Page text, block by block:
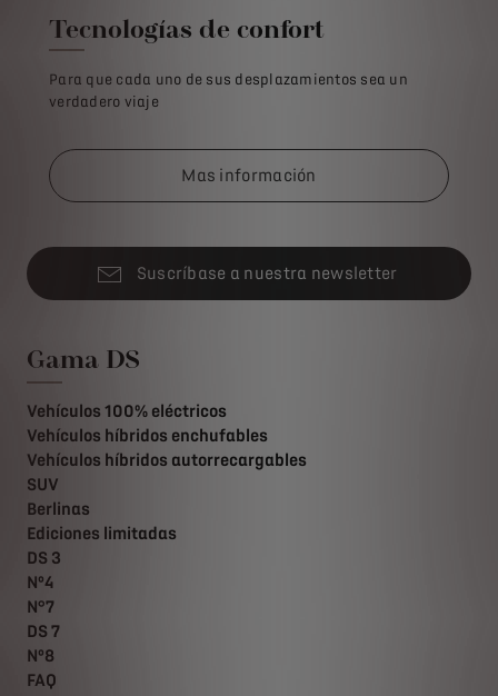
Tecnologías de confort
Para que cada uno de sus desplazamientos sea un
verdadero viaje
Mas información
Suscríbase a nuestra newsletter
Gama DS
Vehículos 100% eléctricos
Vehículos híbridos enchufables
Vehículos híbridos autorrecargables
SUV
Berlinas
Ediciones limitadas
DS 3
Nº4
N°7
DS 7
Nº8
FAQ